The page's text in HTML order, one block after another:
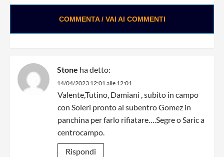
COMMENTA / VAI AI COMMENTI
Stone ha detto:
14/04/2023 12:01 alle 12:01
Valente,Tutino, Damiani , subito in campo
con Soleri pronto al subentro Gomez in
panchina per farlo rifiatare….Segre o Saric a
centrocampo.
Rispondi